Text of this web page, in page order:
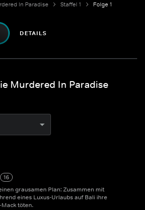
In Paradise Staffel 1 Folge 1
DETAILS
Murdered In Paradise
16
grausamen Plan: Zusammen mit
eines Luxus-Urlaubs auf Bali ihre
töten.